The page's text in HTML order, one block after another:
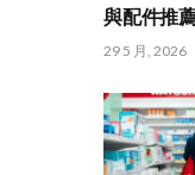
與配件推
29 5 月, 2026